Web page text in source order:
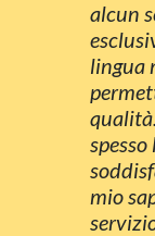
alcun
lingua
mio